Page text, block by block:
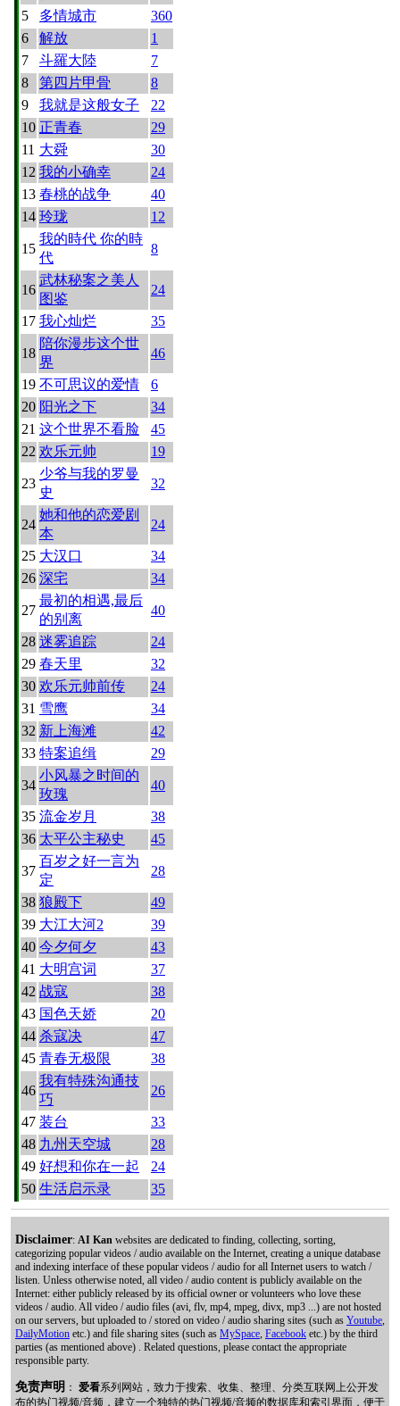
5
多情城市
360
6
解放
1
7
斗羅大陸
7
8
第四片甲骨
8
9
我就是这般女子
22
10 正青春
29
11 大舜
30
12 我的小确幸
24
13 春桃的战争
40
14 玲珑 12
15
我的時代 你的時
代
8
16
武林秘案之美人
图鉴
24
17 我心灿烂 35
18
陪你漫步这个世
界
46
19 不可思议的爱情
6
20 阳光之下
34
21 这个世界不看脸
45
22 欢乐元帅 19
23
少爷与我的罗曼
史
32
24
她和他的恋爱剧
本
24
25 大汉口
34
26 深宅 34
27
最初的相遇,最后
的别离
40
28 迷雾追踪
24
29 春天里
32
30 欢乐元帅前传
24
31 雪鹰
34
32 新上海滩
42
33 特案追缉 29
34
小风暴之时间的
玫瑰
40
35 流金岁月
38
36 太平公主秘史 45
37
百岁之好一言为
定
28
38 狼殿下
49
39 大江大河2
39
40 今夕何夕
43
41 大明宫词
37
42 战寇
38
43 国色天娇
20
44 杀寇决
47
45 青春无极限 38
46
我有特殊沟通技
巧
26
47 装台
33
48 九州天空城
28
49 好想和你在一起
24
50 生活启示录 35
Disclaimer: AI Kan websites are dedicated to finding, collecting, sorting,
categorizing popular videos / audio available on the Internet, creating a unique database
and indexing interface of these popular videos / audio for all Internet users to watch /
listen. Unless otherwise noted, all video / audio content is publicly available on the
Internet: either publicly released by its official owner or volunteers who love these
videos / audio. All video / audio files (avi, flv, mp4, mpeg, divx, mp3 ...) are not hosted
on our servers, but uploaded to / stored on video / audio sharing sites (such as Youtube
DailyMotion etc.) and file sharing sites (such as MySpace Facebook etc.) by the third
parties (as mentioned above) . Related questions, please contact the appropriate
responsible party.
免责声明 ： 爱看系列网站，致力于搜索、收集、整理、分类互联网上公开发
布的热门视频/音频，建立一个独特的热门视频/音频的数据库和索引界面，便于